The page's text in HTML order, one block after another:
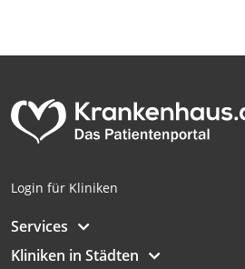
Login für Kliniken
Services
Kliniken in Städten